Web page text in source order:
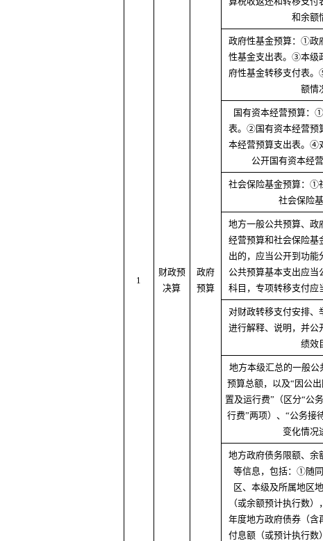
1
财政预
决算
政府
预算
和余额
政府性基金预算：①政
性基金支出表。③本级
府性基金转移支付表
额情
国有资本经营预算：
表。②国有资本经营预
本经营预算支出表。④
公开国有资本经
社会保险基金预算：①
社会保险
地方一般公共预算、政
经营预算和社会保险基
出的，应当公开到功能
公共预算基本支出应当
科目，专项转移支付应
对财政转移支付安排、
进行解释、说明，并公
绩效
地方本级汇总的一般公
预算总额，以及“因公
置及运行费”（区分“公
行费”两项）、“公务接
变化情况
地方政府债务限额、余
等信息，包括：①随
区、本级及所属地区
（或余额预计执行数
年度地方政府债券（含
付息额（或预计执行数